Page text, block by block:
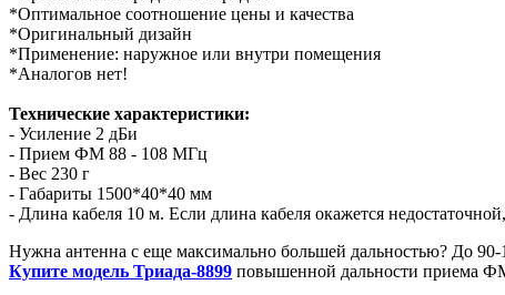
*Оптимальное соотношение цены и качества
*Оригинальный дизайн
*Применение: наружное или внутри помещения
*Аналогов нет!
Технические характеристики:
- Усиление 2 дБи
- Прием ФМ 88 - 108 МГц
- Вес 230 г
- Габариты 1500*40*40 мм
- Длина кабеля 10 м. Если длина кабеля окажется
Нужна антенна с еще максимально большей дальностью? До 90-
Купите модель Триада-8899 повышенной дальности приема